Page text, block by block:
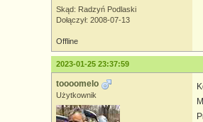
Skąd: Radzyń Podlaski
Dołączył: 2008-07-13
Offline
2023-01-25 23:37:59
toooomelo
Użytkownik